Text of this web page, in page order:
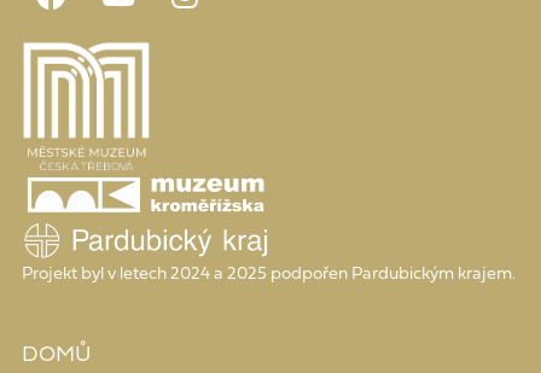
Projekt byl v letech 2024 a 2025 podpořen Pardubickým krajem.
DOMŮ